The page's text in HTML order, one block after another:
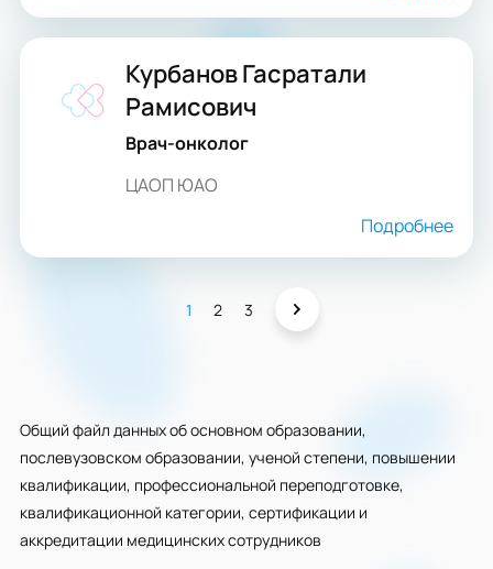
Курбанов Гасратали
Рамисович
Врач-онколог
ЦАОП ЮАО
Подробнее
1 2 3
Общий файл данных об основном образовании,
послевузовском образовании, ученой степени, повышении
квалификации, профессиональной переподготовке,
квалификационной категории, сертификации и
аккредитации медицинских сотрудников